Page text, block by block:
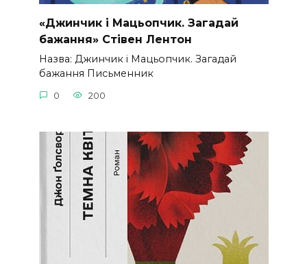
«Джинчик і Мацьопчик. Загадай
бажання» Стівен Лентон
Назва: Джинчик і Мацьопчик. Загадай
бажання Письменник
0 200